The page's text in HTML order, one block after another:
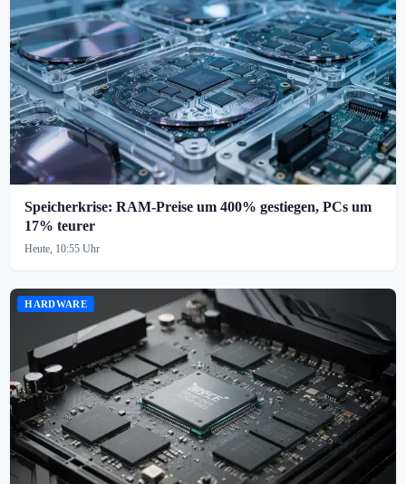
Speicherkrise: RAM-Preise um 400% gestiegen, PCs um
17% teurer
Heute, 10:55 Uhr
HARDWARE